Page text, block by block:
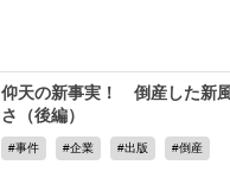
仰天の新事実！ 倒産した新
さ（後編）
事件 企業 出版 倒産